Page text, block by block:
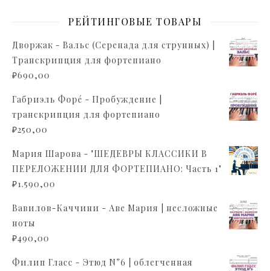
РЕЙТИНГОВЫЕ ТОВАРЫ
Дворжак - Вальс (Серенада для струнных) |
Транскрипция для фортепиано
₽690,00
Габриэль Форé - Пробуждение |
транскрипция для фортепиано
₽250,00
Мария Шарова - "ШЕДЕВРЫ КЛАССИКИ В
ПЕРЕЛОЖЕНИИ ДЛЯ ФОРТЕПИАНО: Часть 1"
₽1.590,00
Вавилов-Каччини - Аве Мария | несложные
ноты
₽490,00
Филип Гласс - Этюд N°6 | облегченная